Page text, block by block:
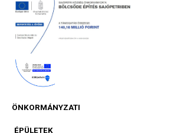
ÖNKORMÁNYZATI
ÉPÜLETEK